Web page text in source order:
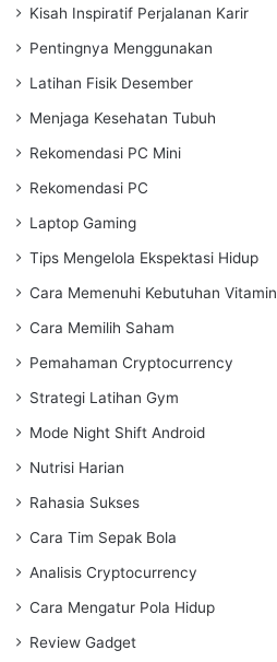
Kisah Inspiratif Perjalanan Karir
Pentingnya Menggunakan
Latihan Fisik Desember
Menjaga Kesehatan Tubuh
Rekomendasi PC Mini
Rekomendasi PC
Laptop Gaming
Tips Mengelola Ekspektasi Hidup
Cara Memenuhi Kebutuhan Vitamin
Cara Memilih Saham
Pemahaman Cryptocurrency
Strategi Latihan Gym
Mode Night Shift Android
Nutrisi Harian
Rahasia Sukses
Cara Tim Sepak Bola
Analisis Cryptocurrency
Cara Mengatur Pola Hidup
Review Gadget